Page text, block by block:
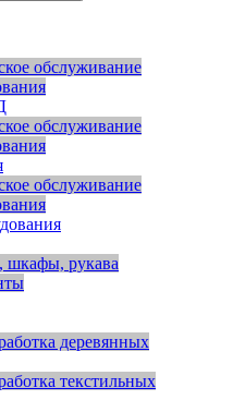
обслуживание
обслуживание
обслуживание
рукава
деревянных
текстильных